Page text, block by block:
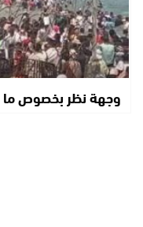
وجهة نظر بخصوص